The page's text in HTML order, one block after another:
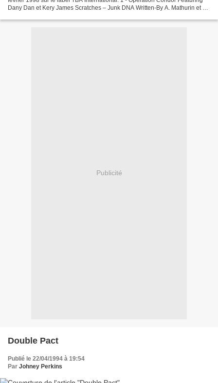
Dany Dan et Kery James Scratches – Junk DNA Written-By A. Mathurin et D.
Publicité
Double Pact
Publié le 22/04/1994 à 19:54
Par Johney Perkins